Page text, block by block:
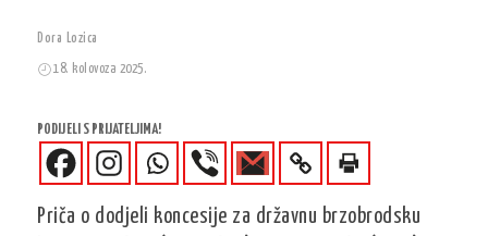
Dora Lozica
18. kolovoza 2025.
PODIJELI S PRIJATELJIMA!
Priča o dodjeli koncesije za državnu brzobrodsku